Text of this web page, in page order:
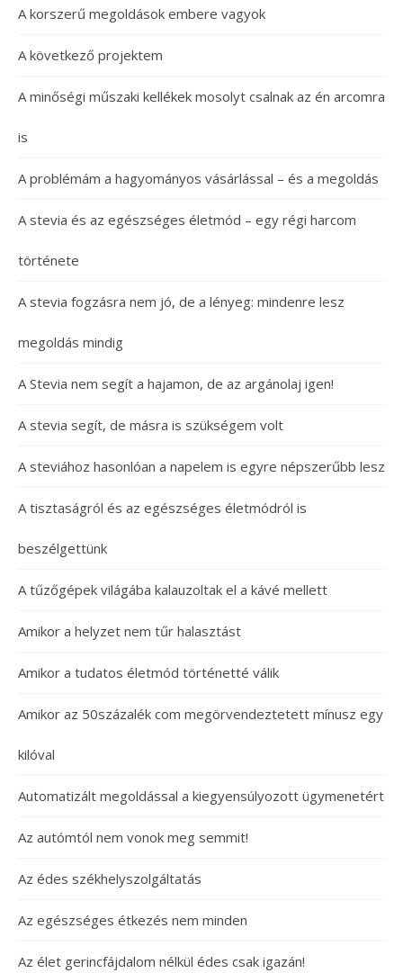
A korszerű megoldások embere vagyok
A következő projektem
A minőségi műszaki kellékek mosolyt csalnak az én arcomra
is
A problémám a hagyományos vásárlással – és a megoldás
A stevia és az egészséges életmód – egy régi harcom
története
A stevia fogzásra nem jó, de a lényeg: mindenre lesz
megoldás mindig
A Stevia nem segít a hajamon, de az argánolaj igen!
A stevia segít, de másra is szükségem volt
A steviához hasonlóan a napelem is egyre népszerűbb lesz
A tisztaságról és az egészséges életmódról is
beszélgettünk
A tűzőgépek világába kalauzoltak el a kávé mellett
Amikor a helyzet nem tűr halasztást
Amikor a tudatos életmód történetté válik
Amikor az 50százalék com megörvendeztetett mínusz egy
kilóval
Automatizált megoldással a kiegyensúlyozott ügymenetért
Az autómtól nem vonok meg semmit!
Az édes székhelyszolgáltatás
Az egészséges étkezés nem minden
Az élet gerincfájdalom nélkül édes csak igazán!